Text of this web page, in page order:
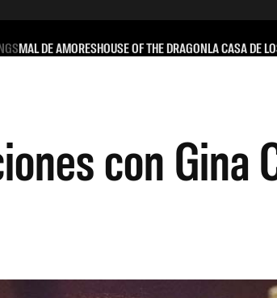
MAL DE AMORESHOUSE OF THE DRAGONLA CASA DE
con Gina